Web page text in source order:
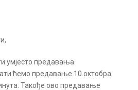
умјесто предавања
ћемо предавање 10.октобра
Такође ово предавање